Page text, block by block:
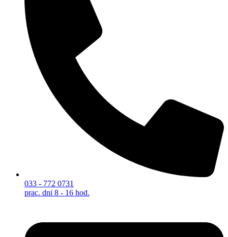
033 - 772 0731
prac. dni 8 - 16 hod.